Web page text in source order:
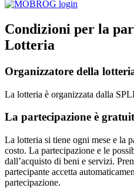
Condizioni per la
Lotteria
Organizzatore della
La lotteria è organizzata dalla
La partecipazione è
La lotteria si tiene ogni mese e la
costo. La partecipazione e le
dall’acquisto di beni e servizi.
partecipante accetta
partecipazione.